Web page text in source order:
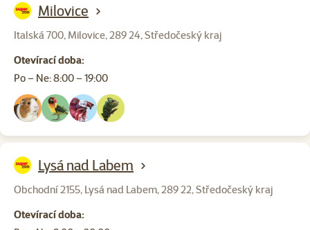
Milovice
Italská 700, Milovice, 289 24, Středočeský kraj
Otevírací doba:
Po – Ne: 8:00 – 19:00
Lysá nad Labem
Obchodní 2155, Lysá nad Labem, 289 22, Středočeský kraj
Otevírací doba: